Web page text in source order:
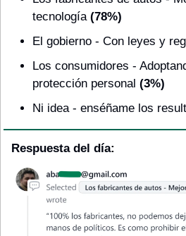
tecnología (78%)
El gobierno - Con leyes y
Los consumidores -
protección personal (3%)
Ni idea - enséñame los
Respuesta del día: